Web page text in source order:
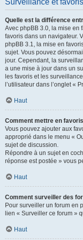
Surveillance et favoris
Quelle est la différence
Avec phpBB 3.0, la mise en
favoris dans un navigateur.
phpBB 3.1, la mise en
sujet. Vous pouvez
jour. Cependant, la
a une mise à jour dans un
les favoris et les
l’utilisateur dans l’onglet «
Haut
Comment mettre en
Vous pouvez ajouter aux
approprié dans le menu «
sujet de discussion.
Répondre à un sujet en
réponse est postée » vous
Haut
Comment surveiller des
Pour surveiller un forum en
lien « Surveiller ce forum »
Haut